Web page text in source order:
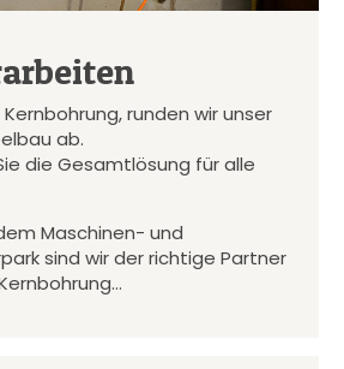
runden wir unser
ab.
die Gesamtlösung für alle
Maschinen- und
sind wir der richtige Partner